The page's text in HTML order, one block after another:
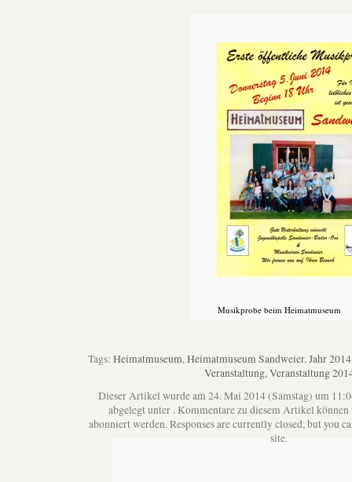
Musikprobe beim Heimatmuseum
Tags: Heimatmuseum,Heimatmuseum Sandweier,Jahr 2014
Veranstaltung,Veranstaltung
Dieser Artikel wurde am 24. Mai 2014 (Samstag) um
abgelegt unter . Kommentare zu diesem Artikel
abonniert werden. Responses are currently closed, but you
site.